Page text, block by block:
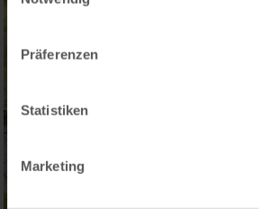
Präferenzen
Statistiken
Marketing